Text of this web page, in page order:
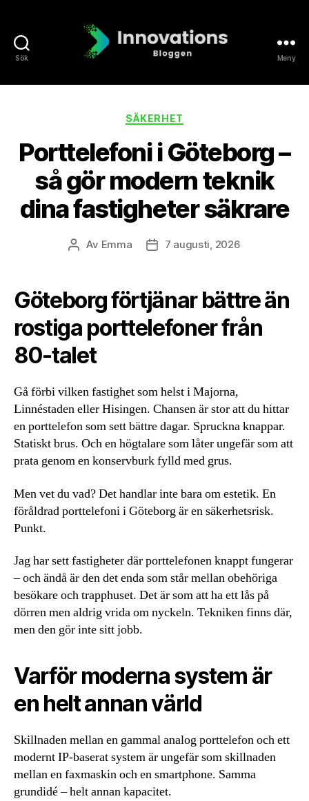
Sök Meny
Kategorier
SÄKERHET
Porttelefoni i Göteborg –
så gör modern teknik
dina fastigheter säkrare
Inläggsförfattare
Av Emma Inläggsdatum
7 augusti, 2026
Göteborg förtjänar bättre än
rostiga porttelefoner från
80-talet
Gå förbi vilken fastighet som helst i Majorna,
Linnéstaden eller Hisingen. Chansen är stor att du hittar
en porttelefon som sett bättre dagar. Spruckna knappar.
Statiskt brus. Och en högtalare som låter ungefär som att
prata genom en konservburk fylld med grus.
Men vet du vad? Det handlar inte bara om estetik. En
föråldrad porttelefoni i Göteborg är en säkerhetsrisk.
Punkt.
Jag har sett fastigheter där porttelefonen knappt fungerar
– och ändå är den det enda som står mellan obehöriga
besökare och trapphuset. Det är som att ha ett lås på
dörren men aldrig vrida om nyckeln. Tekniken finns där,
men den gör inte sitt jobb.
Varför moderna system är
en helt annan värld
Skillnaden mellan en gammal analog porttelefon och ett
modernt IP-baserat system är ungefär som skillnaden
mellan en faxmaskin och en smartphone. Samma
grundidé – helt annan kapacitet.